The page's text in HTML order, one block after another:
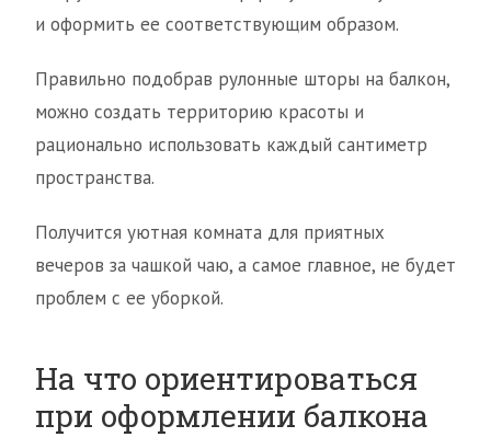
и оформить ее соответствующим образом.
Правильно подобрав рулонные шторы на балкон,
можно создать территорию красоты и
рационально использовать каждый сантиметр
пространства.
Получится уютная комната для приятных
вечеров за чашкой чаю, а самое главное, не будет
проблем с ее уборкой.
На что ориентироваться
при оформлении балкона